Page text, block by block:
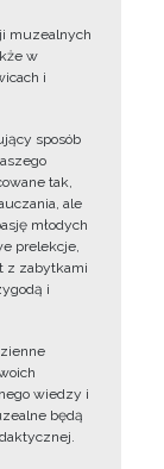
muzealnych
w
i
sposób
tak,
ale
młodych
prelekcje,
z zabytkami
i
wiedzy i
będą